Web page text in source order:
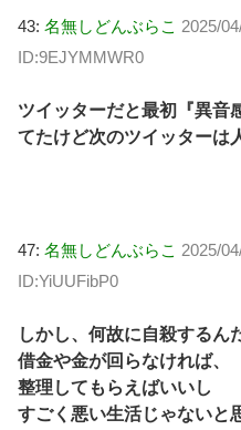
43: 名無しどんぶらこ 2025/
ID:9EJYMMWR0
ツイッターだと最初『異音
てたけど次のツイッターは
47: 名無しどんぶらこ 2025/
ID:YiUUFibP0
しかし、何故に自殺するん
借金や金が回らなければ、
整理してもらえばいいし
すごく悪い生活じゃないと